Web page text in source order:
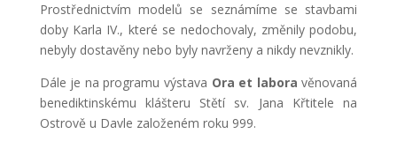
Prostřednictvím modelů se seznámíme se stavbami
doby Karla IV., které se nedochovaly, změnily podobu,
nebyly dostavěny nebo byly navrženy a nikdy nevznikly.
Dále je na programu výstava Ora et labora věnovaná
benediktinskému klášteru Stětí sv. Jana Křtitele na
Ostrově u Davle založeném roku 999.